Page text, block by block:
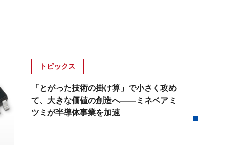
トピックス
「とがった技術の掛け算」で小さく攻め
て、大きな価値の創造へ――ミネベアミ
ツミが半導体事業を加速